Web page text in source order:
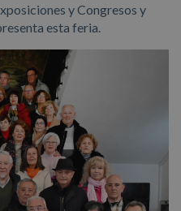
y Congresos y
esta feria.